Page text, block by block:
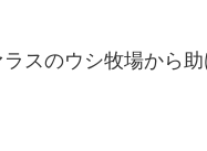
スのウシ牧場から